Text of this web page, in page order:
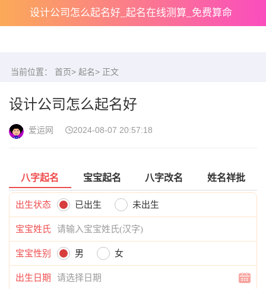
设计公司怎么起名好_起名在线测算_免费算命
当前位置： 首页> 起名> 正文
设计公司怎么起名好
爱运网 2024-08-07 20:57:18
八字起名 宝宝起名 八字改名 姓名祥批
出生状态 已出生 未出生
宝宝姓氏
宝宝性别 男 女
出生日期